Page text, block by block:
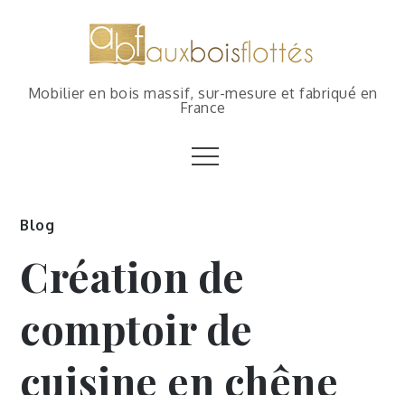
Mobilier en bois massif, sur-mesure et fabriqué en
France
Blog
Création de
comptoir de
cuisine en chêne